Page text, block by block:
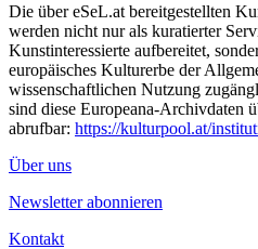
Die über eSeL.at bereitgestellten
werden nicht nur als kuratierter
Kunstinteressierte aufbereitet,
europäisches Kulturerbe der
wissenschaftlichen Nutzung
sind diese Europeana-Archivdaten
abrufbar: https://kulturpool.at/
Über uns
Newsletter abonnieren
Kontakt